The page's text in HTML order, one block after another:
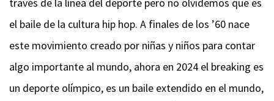
el baile de la cultura hip hop. A finales de los ’60 nace
este movimiento creado por niñas y niños para contar
algo importante al mundo, ahora en 2024 el breaking es
un deporte olímpico, es un baile extendido en el mundo,